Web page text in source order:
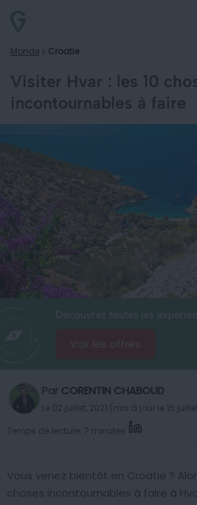
Monde Croatie
Visiter Hvar : les 10
incontournables à faire
Voir les offres
Par CORENTIN CHABOUD
Le 02 juillet, 2021 (mis à jour le 15
Temps de lecture: 7 minutes
Vous venez bientôt en Croatie ?
choses incontournables à faire à